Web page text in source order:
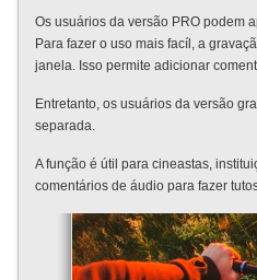
Os usuários da versão PRO podem
Para fazer o uso mais facíl, a
janela. Isso permite adicionar
Entretanto, os usuários da versão
separada.
A função é útil para cineastas,
comentários de áudio para fazer